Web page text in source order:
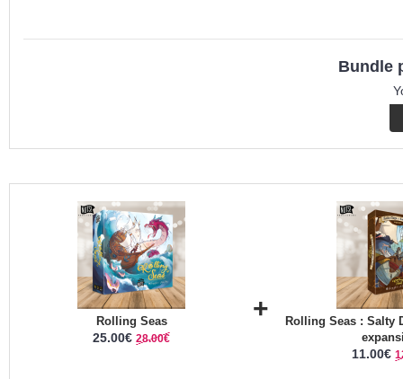
Bundle
Rolling Seas
25.00€ 28.00€
+
Rolling Seas : Salty
11.00€